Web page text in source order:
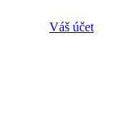
Váš účet